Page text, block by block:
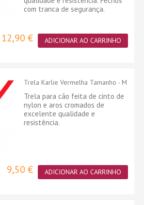
com tranca de segurança.
12,90 € ADICIONAR AO CARRINHO
Trela Karlie Vermelha Tamanho - M
Trela para cão feita de cinto de
nylon e aros cromados de
excelente qualidade e
resistência.
9,50 € ADICIONAR AO CARRINHO